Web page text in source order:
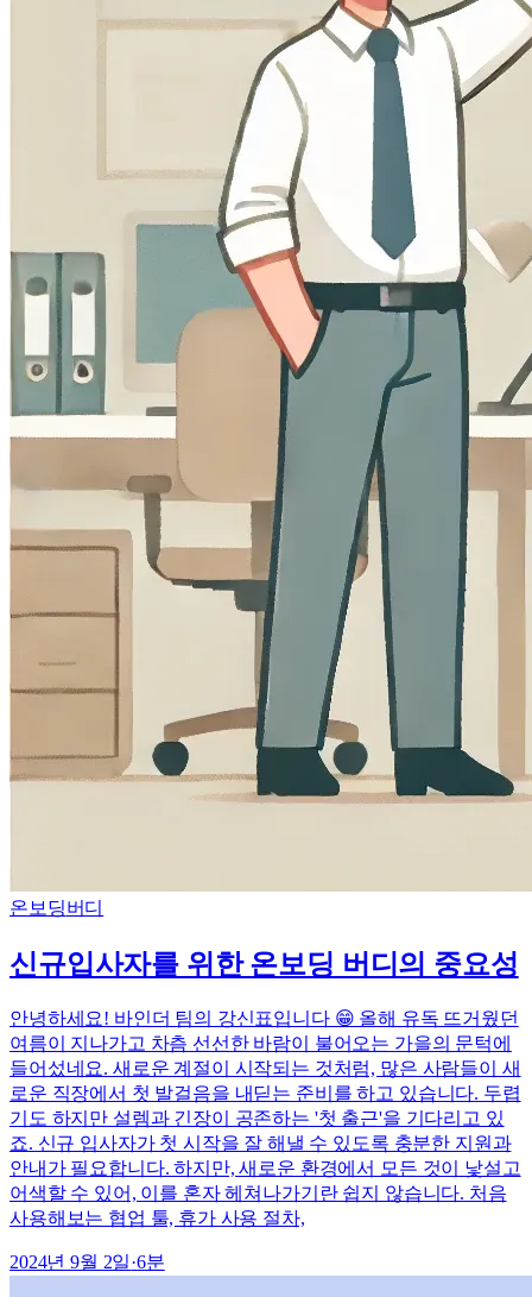
온보딩버디
신규입사자를 위한 온보딩 버디의 중요성
안녕하세요! 바인더 팀의 강신표입니다 😁 올해 유독 뜨거웠던
여름이 지나가고 차츰 선선한 바람이 불어오는 가을의 문턱에
들어섰네요. 새로운 계절이 시작되는 것처럼, 많은 사람들이 새
로운 직장에서 첫 발걸음을 내딛는 준비를 하고 있습니다. 두렵
기도 하지만 설렘과 긴장이 공존하는 '첫 출근'을 기다리고 있
죠. 신규 입사자가 첫 시작을 잘 해낼 수 있도록 충분한 지원과
안내가 필요합니다. 하지만, 새로운 환경에서 모든 것이 낯설고
어색할 수 있어, 이를 혼자 헤쳐나가기란 쉽지 않습니다. 처음
사용해보는 협업 툴, 휴가 사용 절차,
2024년 9월 2일·6분